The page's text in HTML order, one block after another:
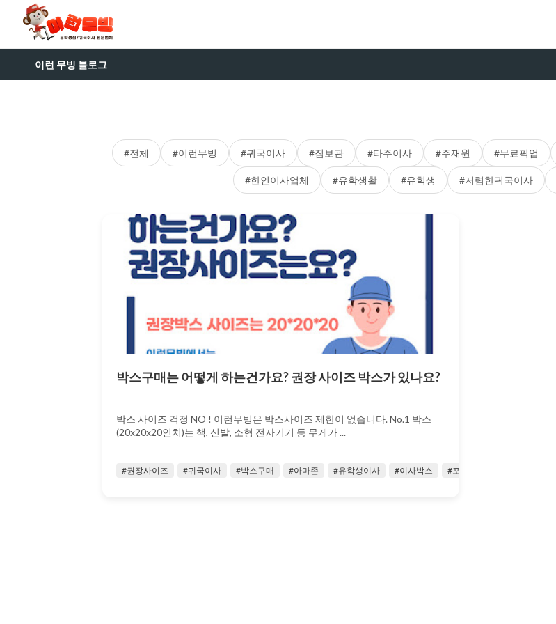
이런 무빙 블로그
#전체 #이런무빙 #귀국이사 #짐보관 #타주이사 #주재원 #무료픽업
#한인이사업체 #유학생활 #유힉생 #저렴한귀국이사
박스구매는 어떻게 하는건가요? 권장 사이즈 박스가 있나요?
박스 사이즈 걱정 NO ! 이런무빙은 박스사이즈 제한이 없습니다. No.1 박스
(20x20x20인치)는 책, 신발, 소형 전자기기 등 무게가 ...
#권장사이즈 #귀국이사 #박스구매 #아마존 #유학생이사 #이사박스 #포장